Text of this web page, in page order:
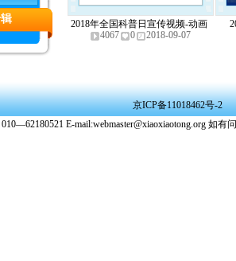
2018年全国科普日宣传视频-动画
版
4067 0 2018-09-07
京ICP备11018462号-2
E-mail:webmaster@xiaoxiaotong.org 如